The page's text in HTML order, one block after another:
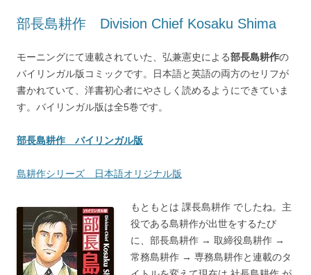
部長島耕作 Division Chief Kosaku Shima
モーニングにて連載されていた、弘兼憲史による部長島耕作の
バイリンガル版コミックです。日本語と英語の両方のセリフが
書かれていて、洋書初心者にやさしく読めるようにできていま
す。バイリンガル版は全5巻です。
部長島耕作 バイリンガル版
島耕作シリーズ 日本語オリジナル版
もともとは 課長島耕作 でしたね。主
役である島耕作が出世をするたび
に、部長島耕作 → 取締役島耕作 →
常務島耕作 → 専務島耕作と連載のタ